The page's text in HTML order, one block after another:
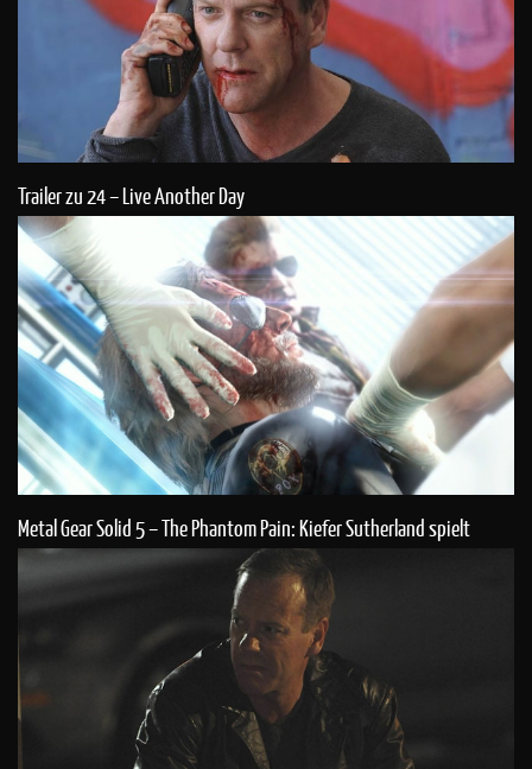
Trailer zu 24 – Live Another Day
Metal Gear Solid 5 – The Phantom Pain: Kiefer Sutherland spielt
Snake